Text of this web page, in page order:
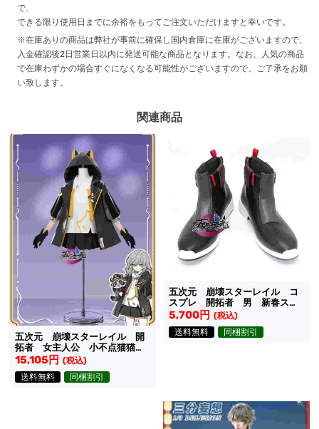
で、
できる限り使用日までに余裕をもってご注文いただけますと幸いです。
※在庫ありの商品は弊社が事前に確保し国内倉庫に在庫がございますので、
入金確認後2日営業日以内に発送可能な商品となります。なお、人気の商品
で在庫わずかの場合すぐになくなる可能性がございますので、ご了承をお願
い致します。
関連商品
五次元 崩壊スターレイル 開
拓者 女主人公 小不点猫猫
（ちびねこ）シリーズ コスプ
レ衣装
15,105円 (税込)
送料無料
同梱割引
五次元 崩壊スターレイル コ
スプレ 開拓者 男 新春スキ
ン 靴
5,700円 (税込)
送料無料
同梱割引